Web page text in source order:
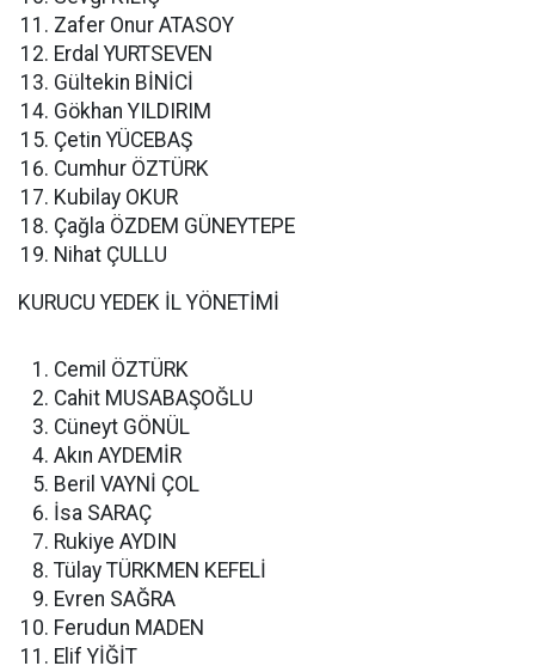
Zafer Onur ATASOY
Erdal YURTSEVEN
Gültekin BİNİCİ
Gökhan YILDIRIM
Çetin YÜCEBAŞ
Cumhur ÖZTÜRK
Kubilay OKUR
Çağla ÖZDEM GÜNEYTEPE
Nihat ÇULLU
KURUCU YEDEK İL YÖNETİMİ
Cemil ÖZTÜRK
Cahit MUSABAŞOĞLU
Cüneyt GÖNÜL
Akın AYDEMİR
Beril VAYNİ ÇOL
İsa SARAÇ
Rukiye AYDIN
Tülay TÜRKMEN KEFELİ
Evren SAĞRA
Ferudun MADEN
Elif YİĞİT